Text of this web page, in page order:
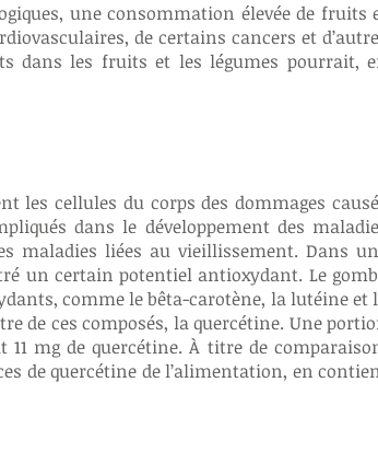
une consommation élevée de fruits
de certains cancers et
dans les fruits et les légumes pourrait,
les cellules du corps des dommages
dans le développement des
maladies liées au vieillissement. Dans
un certain potentiel antioxydant. Le
comme le bêta-carotène, la lutéine et
de ces composés, la quercétine. Une
mg de quercétine. À titre de
de quercétine de l’alimentation, en